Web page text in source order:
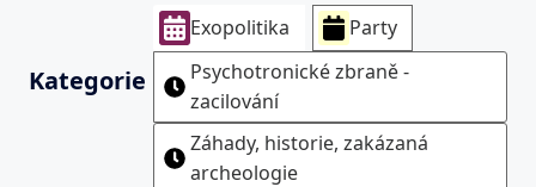
Kategorie
Exopolitika
Party
Psychotronické zbraně -
zacilování
Záhady, historie, zakázaná
archeologie